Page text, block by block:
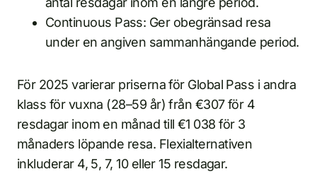
Continuous Pass: Ger obegränsad resa
under en angiven sammanhängande period.
För 2025 varierar priserna för Global Pass i andra
klass för vuxna (28–59 år) från €307 för 4
resdagar inom en månad till €1 038 för 3
månaders löpande resa. Flexialternativen
inkluderar 4, 5, 7, 10 eller 15 resdagar.